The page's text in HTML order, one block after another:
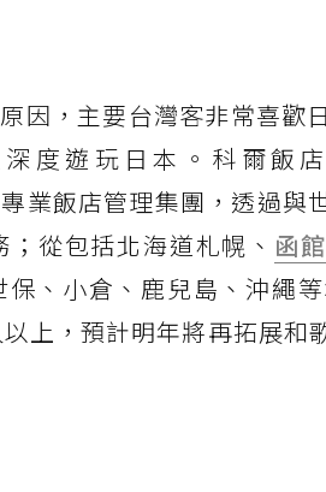
因，主要台灣客非常喜歡
度遊玩日本。科爾飯
業飯店管理集團，透過與
從包括北海道札幌、 函館
、小倉、鹿兒島、沖繩
上，預計明年將再拓展和